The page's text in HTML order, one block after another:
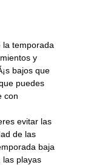
la temporada
y
bajos que
puedes
con
evitar las
de las
baja
las playas